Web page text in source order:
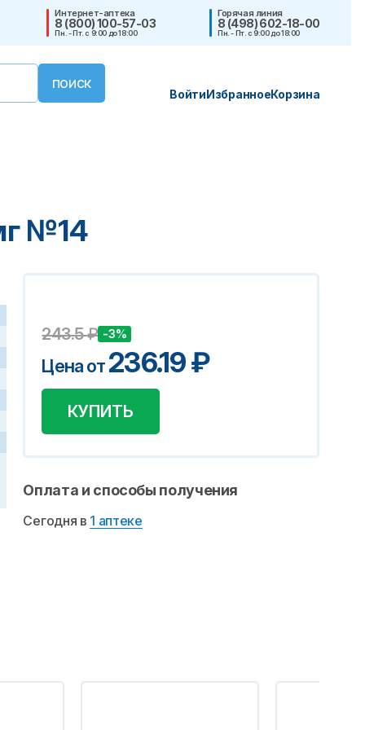
Интернет-аптека
8 (800) 100-57-03
Пн. - Пт. с 9:00 до 18:00
Горячая линия
8 (498) 602-18-00
Пн. - Пт. с 9:00 до 18:00
ВойтиИзбранноеКорзина
№14
243.5₽ -3%
Цена от236.19₽
КУПИТЬ
Оплата и способы получения
Сегодня в 1 аптеке